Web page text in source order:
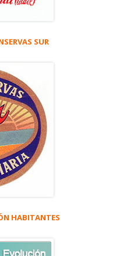
SUR
HABITANTES